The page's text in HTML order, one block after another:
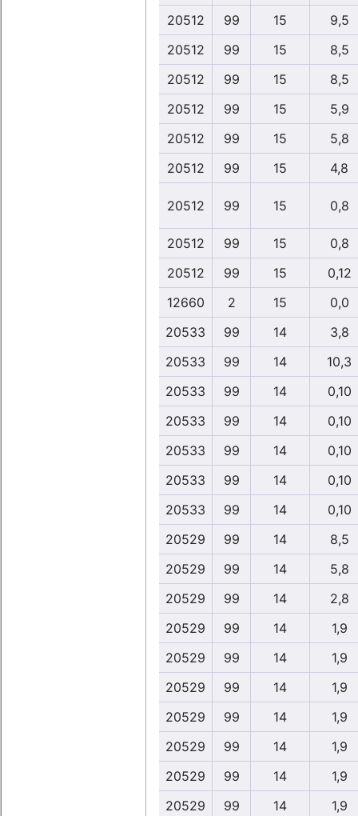
20512
99 15
9,5
20512
99 15
8,5
20512
99 15
8,5
20512
99 15
5,9
20512
99 15
5,8
20512
99 15 4,8
20512 99 15 0,8
20512 99 15
0,8
20512
99 15
0,12
12660
2 15
0,0
20533
99 14
3,8
20533
99 14
10,3
20533
99 14
0,10
20533
99 14
0,10
20533
99 14
0,10
20533
99 14
0,10
20533
99 14
0,10
20529
99 14
8,5
20529
99 14
5,8
20529
99 14
2,8
20529
99 14
1,9
20529
99 14
1,9
20529
99 14
1,9
20529
99 14
1,9
20529
99 14
1,9
20529
99 14
1,9
20529
99 14 1,9